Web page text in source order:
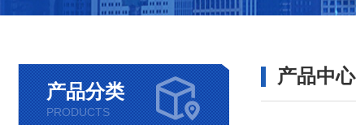
产品分类
PRODUCTS
产品中心